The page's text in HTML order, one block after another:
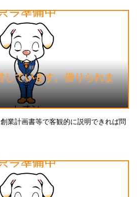
しています。借りられま
業計画書等で客観的に説明できれば問